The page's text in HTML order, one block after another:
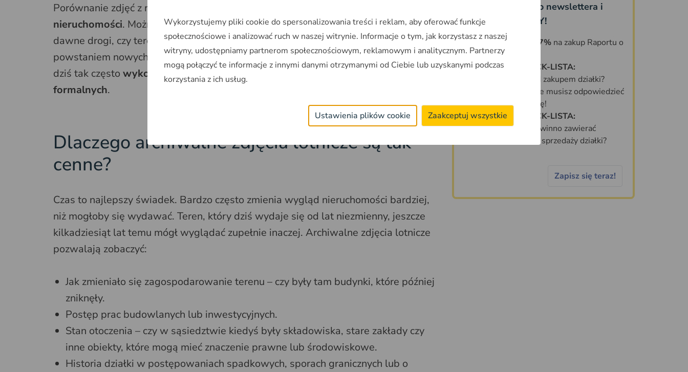
Porównanie zdjęć z różnych lat pozwala
nieruchomości. Można sprawdzić, kiedy pojawiła się zabudowa, jak przebiegały
dawne drogi, czy teren był użytkowany rolniczo albo jak wyglądała okolica przed
powstaniem nowych inwestycji. To właśnie dlatego archiwalne zdjęcia lotnicze są
dziś tak często wykorzystywane w analizach nieruchomości oraz sprawach
formalnych.
Dlaczego archiwalne zdjęcia lotnicze są tak
cenne?
Czas to najlepszy świadek. Bardzo często zmienia wygląd nieruchomości bardziej,
niż mogłoby się wydawać. Teren, który dziś wydaje się od lat niezmienny, jeszcze
kilkadziesiąt lat temu mógł wyglądać zupełnie inaczej. Archiwalne zdjęcia lotnicze
pozwalają zobaczyć:
Jak zmieniało się zagospodarowanie terenu – czy były tam budynki, które później
zniknęły.
Postęp prac budowlanych lub inwestycyjnych.
Stan otoczenia – czy w sąsiedztwie kiedyś były składowiska, stare zakłady czy
inne obiekty, które mogą mieć znaczenie prawne lub środowiskowe.
Historia działki w postępowaniach spadkowych, sporach granicznych lub o
Dołącz do naszego newslettera i
odbierz PREZENTY!
KOD ZNIŻKOWY 7%na zakup Raportu o
Terenie OnGeo.pl
DARMOWA CHECK-LISTA:
Co sprawdzić przed zakupem działki?
70 PYTAŃ, na które musisz odpowiedzieć
zanim kupisz działkę!
DARMOWA CHECK-LISTA:
Jakie informacje powinno zawierać
idealne ogłoszenie sprzedaży działki?
Zapisz się teraz!
Wykorzystujemy pliki cookie do spersonalizowania treści i reklam, aby oferować funkcje
społecznościowe i analizować ruch w naszej witrynie. Informacje o tym, jak korzystasz z naszej
witryny, udostępniamy partnerom społecznościowym, reklamowym i analitycznym. Partnerzy
mogą połączyć te informacje z innymi danymi otrzymanymi od Ciebie lub uzyskanymi podczas
korzystania z ich usług.
Ustawienia plików cookie Zaakceptuj wszystkie